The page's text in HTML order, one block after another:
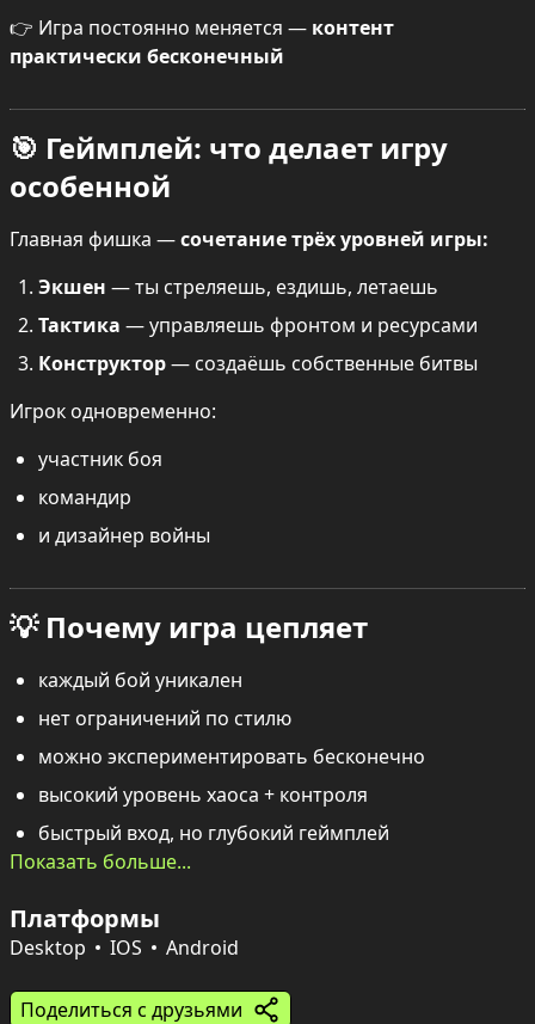
👉 Игра постоянно меняется — контент
практически бесконечный
🎯 Геймплей: что делает игру
особенной
Главная фишка — сочетание трёх уровней игры:
Экшен — ты стреляешь, ездишь, летаешь
Тактика — управляешь фронтом и ресурсами
Конструктор — создаёшь собственные битвы
Игрок одновременно:
участник боя
командир
и дизайнер войны
💡 Почему игра цепляет
каждый бой уникален
нет ограничений по стилю
можно экспериментировать бесконечно
высокий уровень хаоса + контроля
быстрый вход, но глубокий геймплей
Показать больше...
Платформы
Desktop IOS Android
Поделиться с друзьями